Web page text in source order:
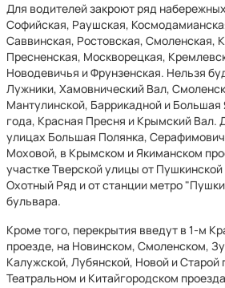
Для водителей закроют ряд
Софийская, Раушская,
Саввинская, Ростовская, Смоленская,
Пресненская, Москворецкая,
Новодевичья и Фрунзенская. Нельзя
Лужники, Хамовнический Вал,
Мантулинской, Баррикадной и
года, Красная Пресня и Крымский Вал.
улицах Большая Полянка,
Моховой, в Крымском и Якиманском
участке Тверской улицы от
Охотный Ряд и от станции метро
бульвара.
Кроме того, перекрытия введут в 1-м
проезде, на Новинском, Смоленском,
Калужской, Лубянской, Новой и Старой
Театральном и Китайгородском